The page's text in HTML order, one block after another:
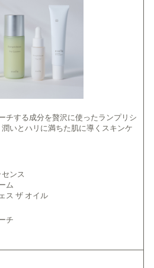
チする成分を贅沢に使ったランプリシ
いとハリに満ちた肌に導くスキンケ
ンス
ム
ス ザ オイル
チ